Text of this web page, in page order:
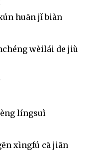
huān jǐ biàn
wèilái de jiù
língsuì
xìngfú cā jiān